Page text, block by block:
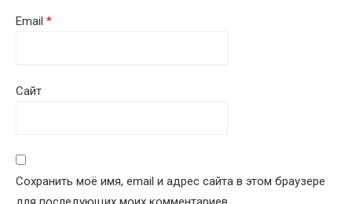
Email *
Сайт
Сохранить моё имя, email и адрес сайта в этом браузере